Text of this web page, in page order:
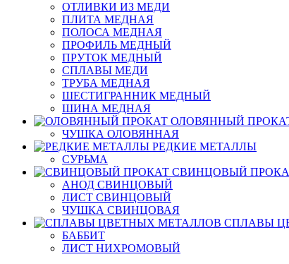
ОТЛИВКИ ИЗ МЕДИ
ПЛИТА МЕДНАЯ
ПОЛОСА МЕДНАЯ
ПРОФИЛЬ МЕДНЫЙ
ПРУТОК МЕДНЫЙ
СПЛАВЫ МЕДИ
ТРУБА МЕДНАЯ
ШЕСТИГРАННИК МЕДНЫЙ
ШИНА МЕДНАЯ
ОЛОВЯННЫЙ
ЧУШКА ОЛОВЯННАЯ
РЕДКИЕ МЕТАЛЛЫ
СУРЬМА
СВИНЦОВЫЙ
АНОД СВИНЦОВЫЙ
ЛИСТ СВИНЦОВЫЙ
ЧУШКА СВИНЦОВАЯ
СПЛАВЫ
БАББИТ
ЛИСТ НИХРОМОВЫЙ